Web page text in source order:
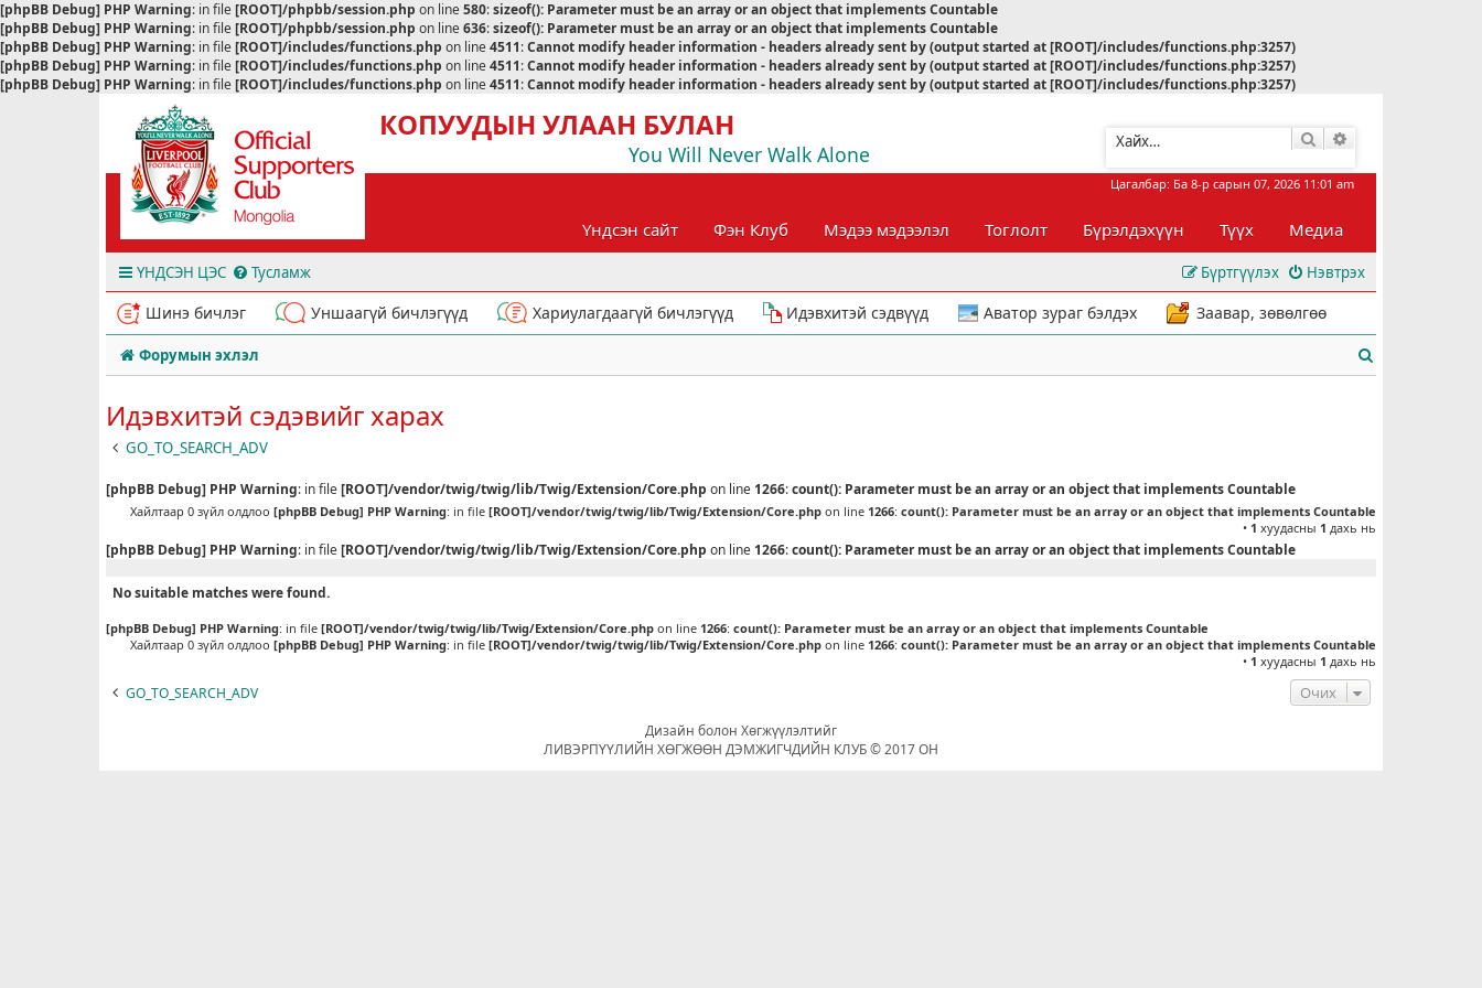
[phpBB Debug] PHP Warning: in file[ROOT]/phpbb/session.php on line580:sizeof(): Parameter must be an array or an object that implements Countable
[phpBB Debug] PHP Warning: in file[ROOT]/phpbb/session.php on line636:sizeof(): Parameter must be an array or an object that implements Countable
[phpBB Debug] PHP Warning: in file[ROOT]/includes/functions.php on line4511:Cannot modify header information - headers already sent by (output started at [ROOT]/includes/functions.php:3257)
[phpBB Debug] PHP Warning: in file[ROOT]/includes/functions.php on line4511:Cannot modify header information - headers already sent by (output started at [ROOT]/includes/functions.php:3257)
[phpBB Debug] PHP Warning: in file[ROOT]/includes/functions.php on line4511:Cannot modify header information - headers already sent by (output started at [ROOT]/includes/functions.php:3257)
КОПУУДЫН УЛААН БУЛАН
You Will Never Walk Alone
Хайлт
Цагалбар: Ба 8-р сарын 07, 2026 11:01 am
Үндсэн сайт Фэн Клуб Мэдээ мэдээлэл Тоглолт Бүрэлдэхүүн Түүх Медиа
ҮНДСЭН ЦЭС Тусламж Нэвтрэх
Бүртгүүлэх
Шинэ бичлэг Уншаагүй бичлэгүүд Хариулагдаагүй бичлэгүүд Идэвхитэй сэдвүүд Аватор зураг бэлдэх Заавар, зөвөлгөө
Форумын эхлэл
Идэвхитэй сэдэвийг харах
GO_TO_SEARCH_ADV
[phpBB Debug] PHP Warning: in file[ROOT]/vendor/twig/twig/lib/Twig/Extension/Core.php on line 1266:count(): Parameter must be an array or an object that implements Countable
Хайлтаар 0 зүйл олдлоо [phpBB Debug] PHP Warning: in file [ROOT]/vendor/twig/twig/lib/Twig/Extension/Core.php on line 1266: count(): Parameter must be an array or an object that implements Countable
• 1 хуудасны 1 дахь нь
[phpBB Debug] PHP Warning: in file[ROOT]/vendor/twig/twig/lib/Twig/Extension/Core.php on line 1266:count(): Parameter must be an array or an object that implements Countable
No suitable matches were found.
[phpBB Debug] PHP Warning: in file [ROOT]/vendor/twig/twig/lib/Twig/Extension/Core.php on line 1266: count(): Parameter must be an array or an object that implements Countable
Хайлтаар 0 зүйл олдлоо [phpBB Debug] PHP Warning: in file [ROOT]/vendor/twig/twig/lib/Twig/Extension/Core.php on line 1266: count(): Parameter must be an array or an object that implements Countable
• 1 хуудасны 1 дахь нь
GO_TO_SEARCH_ADV Очих
Дизайн болон Хөгжүүлэлтийг
ЛИВЭРПҮҮЛИЙН ХӨГЖӨӨН ДЭМЖИГЧДИЙН КЛУБ © 2017 ОН